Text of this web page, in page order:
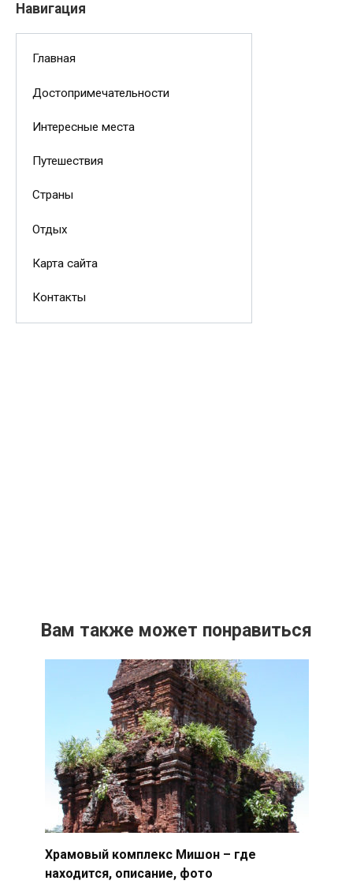
Навигация
Главная
Достопримечательности
Интересные места
Путешествия
Страны
Отдых
Карта сайта
Контакты
Вам также может понравиться
Храмовый комплекс Мишон – где
находится, описание, фото